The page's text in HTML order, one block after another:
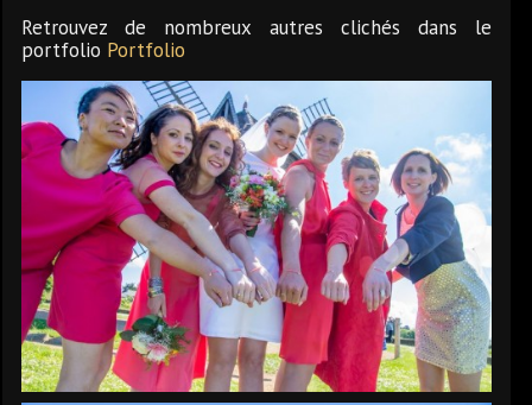
Retrouvez de nombreux autres clichés dans le
portfolio Portfolio